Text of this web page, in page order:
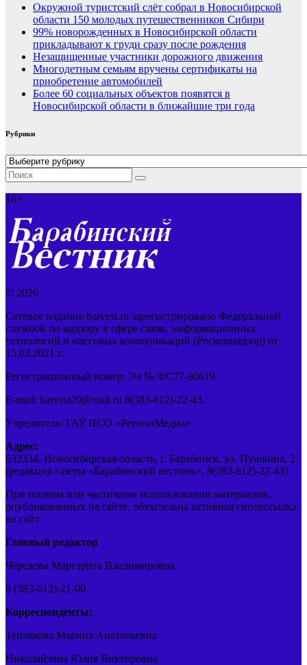
Окружной туристский слёт собрал в Новосибирской
области 150 молодых путешественников Сибири
99% новорожденных в Новосибирской области
прикладывают к груди сразу после рождения
Незащищенные участники дорожного движения
Многодетным семьям вручены сертификаты на
приобретение автомобилей
Более 60 социальных объектов появятся в
Новосибирской области в ближайшие три года
Рубрики
Рубрики
16+
© 2020
Сетевое издание barvest.ru зарегистрировано Федеральной
службой по надзору в сфере связи, информационных
технологий и массовых коммуникаций (Роскомнадзор) от
15.03.2021 г.
Регистрационный номер: Эл № ФС77-80619.
E-mail: barvest20@mail.ru 8(383-612)-22-43.
Учредитель: ГАУ НСО «РегионМедиа»
Адрес:
632334, Новосибирская область, г. Барабинск, ул. Пушкина, 2
(редакция газеты «Барабинский вестник», 8(383-612)-22-43).
При полном или частичном использовании материалов,
опубликованных на сайте, обязательна активная гиперссылка
на сайт
Главный редактор
Чередова Маргарита Владимировна
8 (383-612)-21-00
Корреспонденты:
Теплякова Марина Анатольевна
Николайзина Юлия Викторовна